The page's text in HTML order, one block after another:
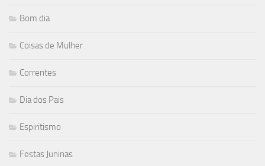
Bom dia
Coisas de Mulher
Correntes
Dia dos Pais
Espiritismo
Festas Juninas